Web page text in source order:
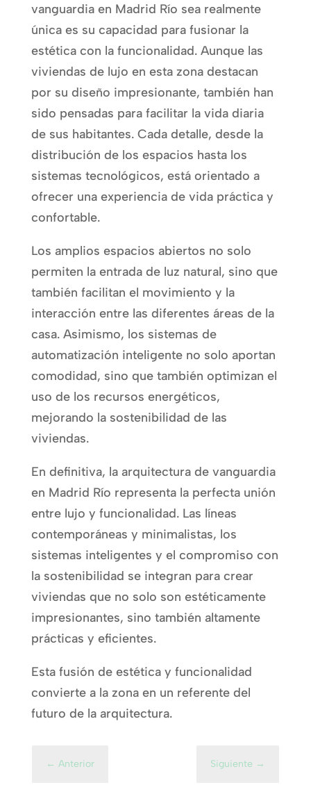
vanguardia en Madrid Río sea realmente
única es su capacidad para fusionar la
estética con la funcionalidad. Aunque las
viviendas de lujo en esta zona destacan
por su diseño impresionante, también han
sido pensadas para facilitar la vida diaria
de sus habitantes. Cada detalle, desde la
distribución de los espacios hasta los
sistemas tecnológicos, está orientado a
ofrecer una experiencia de vida práctica y
confortable.
Los amplios espacios abiertos no solo
permiten la entrada de luz natural, sino que
también facilitan el movimiento y la
interacción entre las diferentes áreas de la
casa. Asimismo, los sistemas de
automatización inteligente no solo aportan
comodidad, sino que también optimizan el
uso de los recursos energéticos,
mejorando la sostenibilidad de las
viviendas.
En definitiva, la arquitectura de vanguardia
en Madrid Río representa la perfecta unión
entre lujo y funcionalidad. Las líneas
contemporáneas y minimalistas, los
sistemas inteligentes y el compromiso con
la sostenibilidad se integran para crear
viviendas que no solo son estéticamente
impresionantes, sino también altamente
prácticas y eficientes.
Esta fusión de estética y funcionalidad
convierte a la zona en un referente del
futuro de la arquitectura.
← Anterior Siguiente →